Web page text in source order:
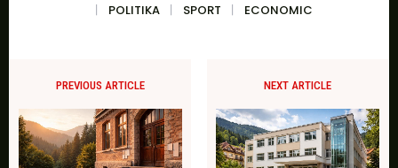
POLITIKA
SPORT ECONOMIC
PREVIOUS ARTICLE NEXT ARTICLE